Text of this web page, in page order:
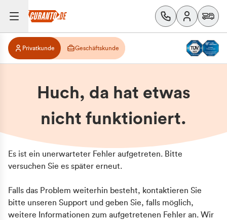
Privatkunde Geschäftskunde
Huch, da hat etwas
nicht funktioniert.
Es ist ein unerwarteter Fehler aufgetreten. Bitte
versuchen Sie es später erneut.
Falls das Problem weiterhin besteht, kontaktieren Sie
bitte unseren Support und geben Sie, falls möglich,
weitere Informationen zum aufgetretenen Fehler an. Wir